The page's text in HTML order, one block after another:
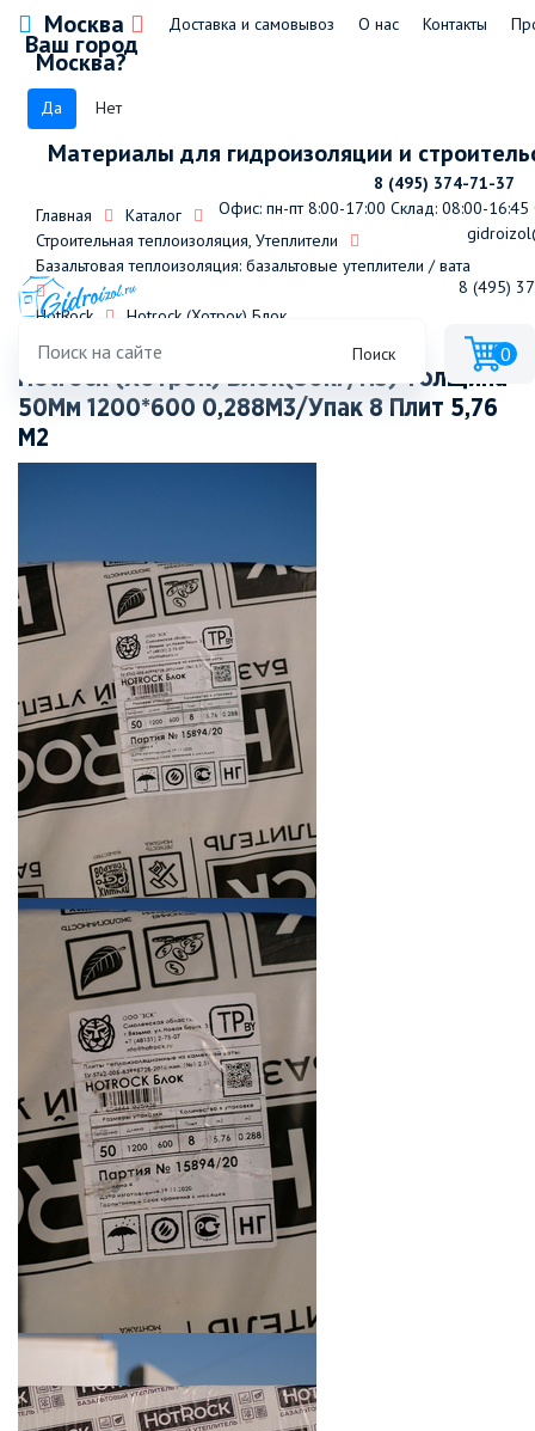
Москва
Ваш город
Москва?
Да Нет
Доставка и самовывоз О нас Контакты
Материалы для гидроизоляции и
8 (495) 374-71-37
Офис: пн-пт 8:00-17:00 Склад: 08:00-16:45
8 (495)
Поиск 0
Главная
Каталог
Строительная теплоизоляция, Утеплители
Базальтовая теплоизоляция: базальтовые утеплители / вата
HotRock Hotrock (Хотрок) Блок
Hotrock (Хотрок) Блок(50кг/м3) Толщина
50Мм 1200*600 0,288М3/Упак 8 Плит 5,76
М2